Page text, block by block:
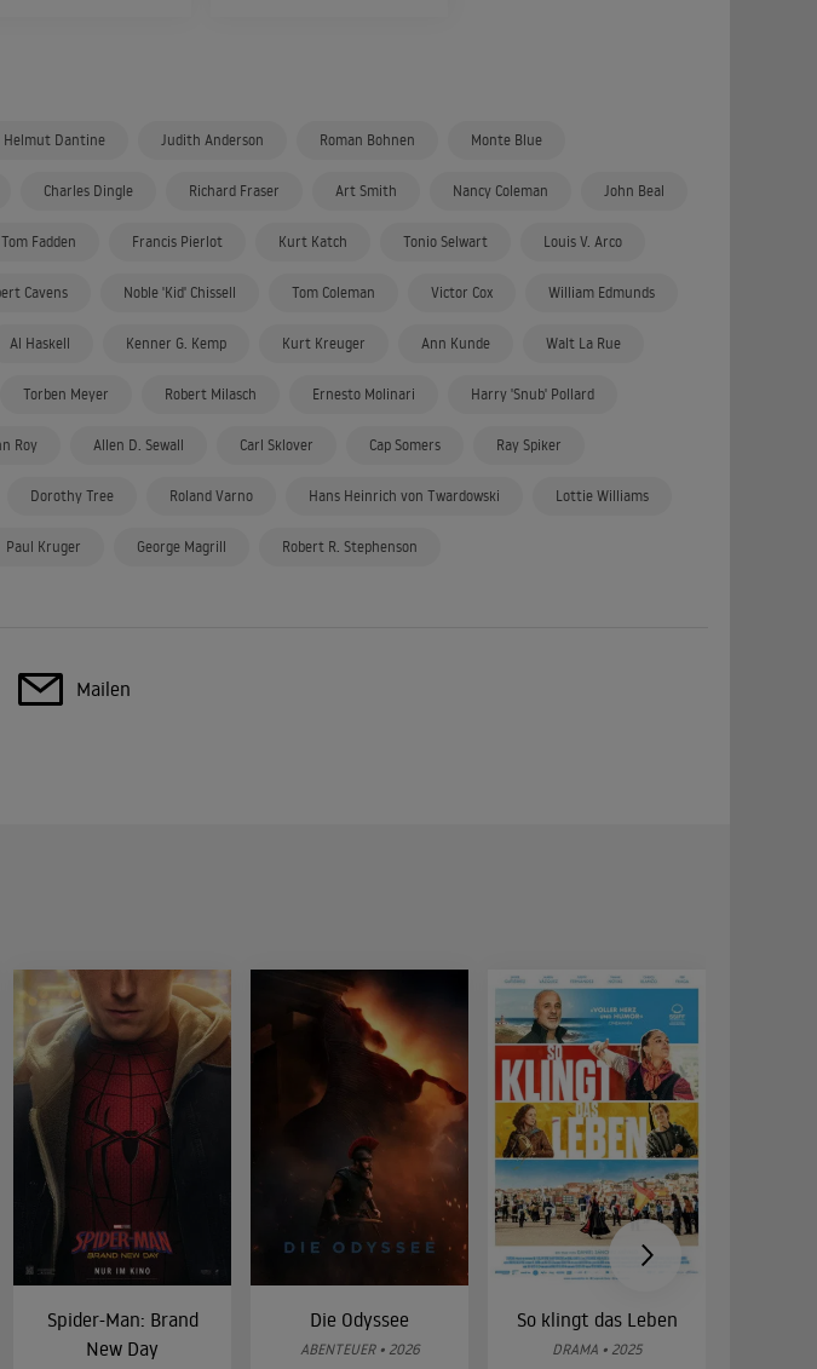
Helmut Dantine Judith Anderson Roman Bohnen Monte Blue
Charles Dingle Richard Fraser Art Smith Nancy Coleman John Beal
Tom Fadden Francis Pierlot Kurt Katch Tonio Selwart Louis V. Arco
Cavens Noble 'Kid' Chissell Tom Coleman Victor Cox William Edmunds
Al Haskell Kenner G. Kemp Kurt Kreuger Ann Kunde Walt La Rue
Torben Meyer Robert Milasch Ernesto Molinari Harry 'Snub' Pollard
Roy Allen D. Sewall Carl Sklover Cap Somers Ray Spiker
Dorothy Tree Roland Varno Hans Heinrich von Twardowski Lottie Williams
Paul Kruger George Magrill Robert R. Stephenson
Mailen
Spider-Man: Brand
New Day
Die Odyssee
ABENTEUER • 2026
So klingt das Leben
DRAMA • 2025